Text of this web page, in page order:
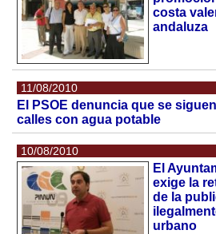
costa
andaluza
11/08/2010
El PSOE denuncia que se
calles con agua potable
10/08/2010
El
exige la
de la
urbano